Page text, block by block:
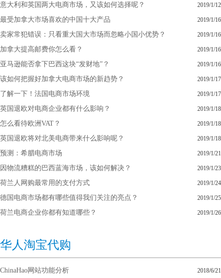
意大利和英国两大电商市场，又该如何选择呢？ 2019/1/12
最受加拿大市场喜欢的中国十大产品 2019/1/16
卖家常犯错误：只看重大国大市场而忽略小国小优势？ 2019/1/16
加拿大提高邮费你怎么看？ 2019/1/16
亚马逊能否拿下巴西这块“发财地”？ 2019/1/16
该如何把握好加拿大电商市场的新趋势？ 2019/1/17
了解一下！法国电商市场环境 2019/1/17
英国退欧对电商企业都有什么影响？ 2019/1/18
怎么看待欧洲VAT？ 2019/1/18
英国退欧将对北美电商带来什么影响呢？ 2019/1/18
预测：希腊电商市场 2019/1/21
因物流糟糕的巴西蓝海市场，该如何解决？ 2019/1/23
荷兰人网购最常用的支付方式 2019/1/24
德国电商市场都有哪些值得我们关注的亮点？ 2019/1/25
荷兰电商企业你都有知道哪些？ 2019/1/26
华人淘宝代购
ChinaHao网站功能分析 2018/6/21